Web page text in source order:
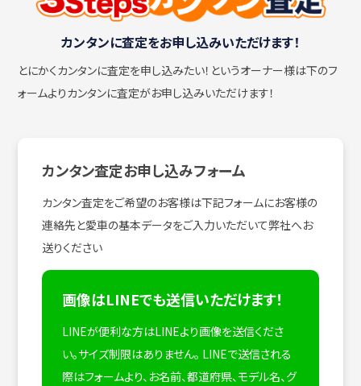
カンタンに査定をお申し込みいただけます！
とにかくカンタンに査定を申し込みたい！ というオーナー様は下のフ
ォームよりカンタンに査定がお申し込みいただけます！
カンタン査定お申し込みフォーム
カンタン査定をご希望のお客様は下記フォームにお客様の
連絡先と愛車の基本データをご入力いただいて弊社へお
送りください
画像はLINEでも送信いただけます！
LINEが便利な方はLINEより画像を送信くださ
い。サイズ制限はありません。 LINEで送信される
際はフォームより、お名前、都道府県、モデル名、グ